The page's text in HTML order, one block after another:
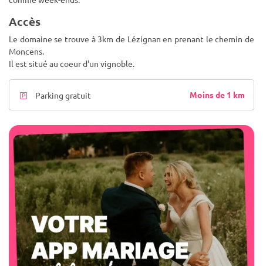
Accès
Le domaine se trouve à 3km de Lézignan en prenant le chemin de
Moncens.
Il est situé au coeur d'un vignoble.
Parking gratuit Moins de 1 km